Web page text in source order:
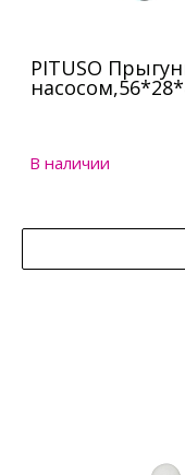
PITUSO
В наличии